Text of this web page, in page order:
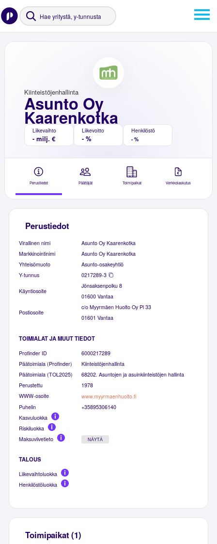
Asunto Oy
Kaarenkotka
Kiinteistöjenhallinta
Liikevaihto
- milj. €
Liikevoitto
- %
Henkilöstö
- %
Perustiedot Päättäjät Toimipaikat Verkkolaskutus
Perustiedot
Virallinen nimi
Asunto Oy Kaarenkotka
Markkinointinimi
Asunto Oy Kaarenkotka
Yhteisömuoto
Asunto-osakeyhtiö
Y-tunnus
0217289-3
Käyntiosoite
Jönsaksenpolku 8
01600 Vantaa
Postiosoite
c/o Myyrmäen Huolto Oy Pl 33
01601 Vantaa
TOIMIALAT JA MUUT TIEDOT
Profinder ID
6000217289
Päätoimiala (Profinder)
Kiinteistöjenhallinta
Päätoimiala (TOL2025)
68202. Asuntojen ja asuinkiinteistöjen hallinta
Perustettu
1978
WWW-osoite
www.myyrmaenhuolto.fi
Puhelin
+35895306140
Kasvuluokka
Riskiluokka
Maksuviivetieto
NÄYTÄ
TALOUS
Liikevaihtoluokka
Henkilöstöluokka
Toimipaikat (1)